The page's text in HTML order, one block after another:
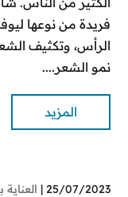
فريدة من نوعها
الرأس، وتكثيف
نمو الشعر....
المزيد
25/07/2023 | العناية